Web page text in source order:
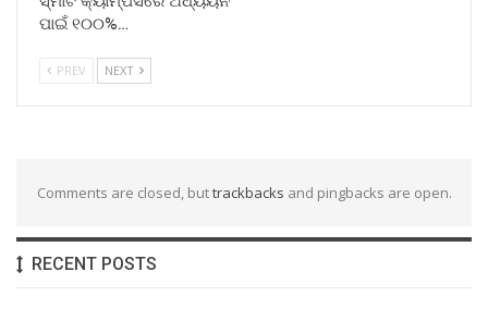
ପାଇଁ ୧୦୦%…
PREV NEXT
Comments are closed, buttrackbacks and pingbacks are open.
RECENT POSTS